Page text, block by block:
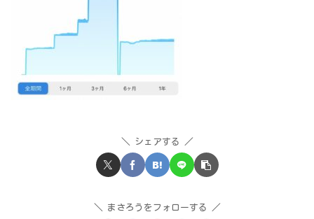
シェアする
まさろうをフォローする